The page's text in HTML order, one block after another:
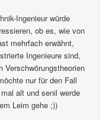
Ingenieur würde
ob es, wie von
mehrfach erwähnt,
Ingenieure sind,
Verschwörungstheorien
nur für den Fall
alt und senil werde
Leim gehe ;))